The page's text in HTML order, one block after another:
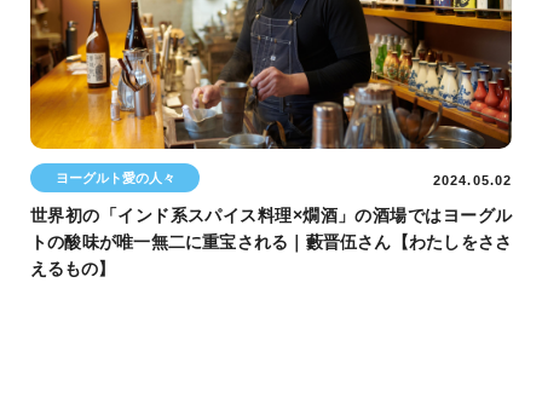
ヨーグルト愛の人々 2024.05.02
世界初の「インド系スパイス料理×燗酒」の酒場ではヨーグル
トの酸味が唯一無二に重宝される｜藪晋伍さん【わたしをささ
えるもの】